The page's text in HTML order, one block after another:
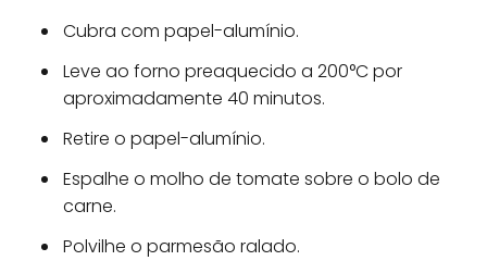
Cubra com papel-alumínio.
Leve ao forno preaquecido a 200°C por
aproximadamente 40 minutos.
Retire o papel-alumínio.
Espalhe o molho de tomate sobre o bolo de
carne.
Polvilhe o parmesão ralado.